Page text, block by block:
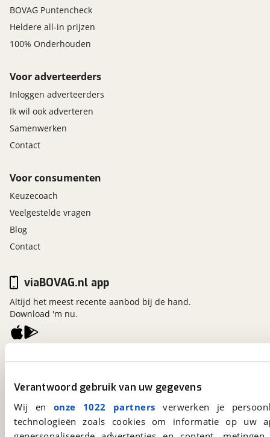
Verantwoord gebruik van uw gegevens
Wij en onze 1022 partners verwerken je
technologieën zoals cookies om informatie op
BOVAG Puntencheck
Heldere all-in prijzen
100% Onderhouden
Voor adverteerders
Inloggen adverteerders
Ik wil ook adverteren
Samenwerken
Contact
Voor consumenten
Keuzecoach
Veelgestelde vragen
Blog
Contact
viaBOVAG.nl
3981 AJ Bunnik
Een initiatief van
BOVAG
viaBOVAG.nl app
Altijd het meest recente aanbod bij de hand.
Download 'm nu.